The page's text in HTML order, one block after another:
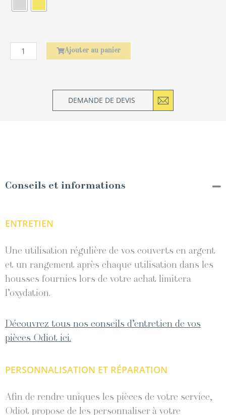
Laurier
Ajouter au panier
DEMANDE DE DEVIS
Conseils et informations
ENTRETIEN
Une utilisation régulière de vos couverts en argent
et un rangement après chaque utilisation dans les
housses fournies lors de votre achat limitera
l’oxydation.
Découvrez tous nos conseils d’entretien de vos
pièces Odiot ici.
PERSONNALISATION ET RÉPARATION
Afin de rendre uniques les pièces de votre service,
Odiot propose de les personnaliser à votre